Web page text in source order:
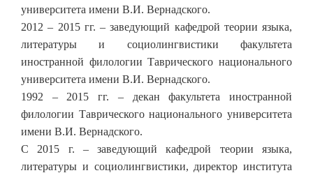
университета имени В.И. Вернадского.
2012 – 2015 гг. – заведующий кафедрой теории языка,
литературы и социолингвистики факультета
иностранной филологии Таврического национального
университета имени В.И. Вернадского.
1992 – 2015 гг. – декан факультета иностранной
филологии Таврического национального университета
имени В.И. Вернадского.
С 2015 г. – заведующий кафедрой теории языка,
литературы и социолингвистики, директор института